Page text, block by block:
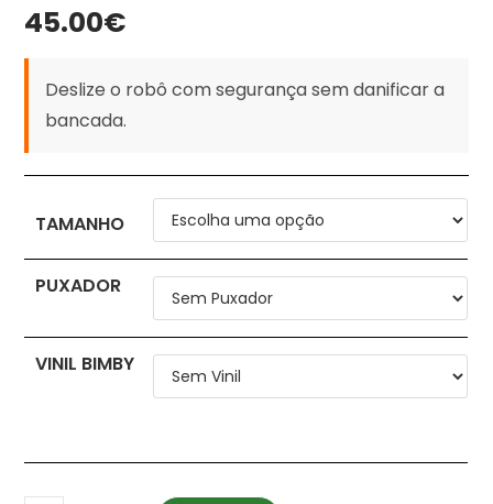
45.00€
Deslize o robô com segurança sem danificar a
bancada.
TAMANHO
PUXADOR
VINIL BIMBY